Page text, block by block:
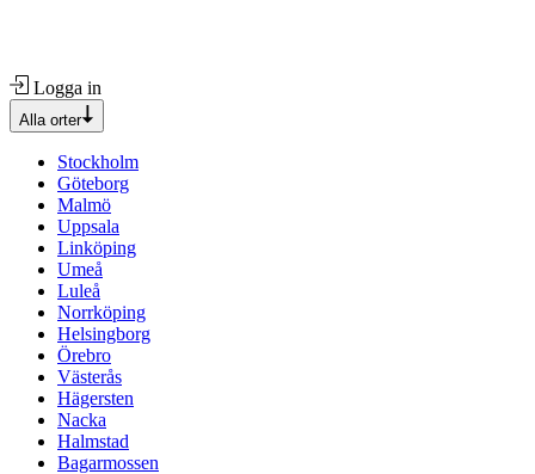
Logga in
Alla orter
Stockholm
Göteborg
Malmö
Uppsala
Linköping
Umeå
Luleå
Norrköping
Helsingborg
Örebro
Västerås
Hägersten
Nacka
Halmstad
Bagarmossen